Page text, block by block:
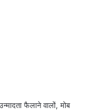
फैलाने वालों, मोब